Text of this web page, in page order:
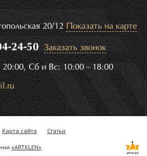
20/12 Показать на карте
24-50 Заказать звонок
Сб и Вс: 10:00 - 18:00
Карта сайта Статьи
«ARTKLEN»